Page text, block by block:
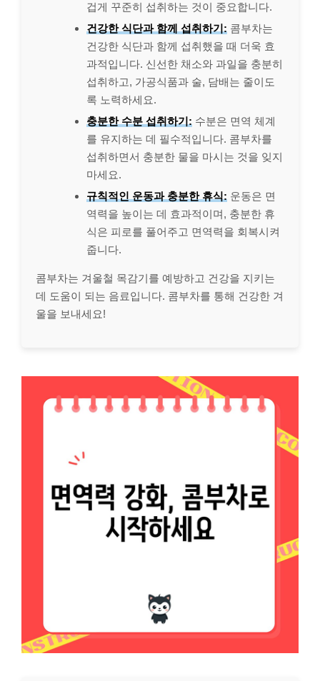
겁게 꾸준히 섭취하는 것이 중요합니다.
건강한 식단과 함께 섭취하기: 콤부차는
건강한 식단과 함께 섭취했을 때 더욱 효
과적입니다. 신선한 채소와 과일을 충분히
섭취하고, 가공식품과 술, 담배는 줄이도
록 노력하세요.
충분한 수분 섭취하기: 수분은 면역 체계
를 유지하는 데 필수적입니다. 콤부차를
섭취하면서 충분한 물을 마시는 것을 잊지
마세요.
규칙적인 운동과 충분한 휴식: 운동은 면
역력을 높이는 데 효과적이며, 충분한 휴
식은 피로를 풀어주고 면역력을 회복시켜
줍니다.
콤부차는 겨울철 목감기를 예방하고 건강을 지키는
데 도움이 되는 음료입니다. 콤부차를 통해 건강한 겨
울을 보내세요!